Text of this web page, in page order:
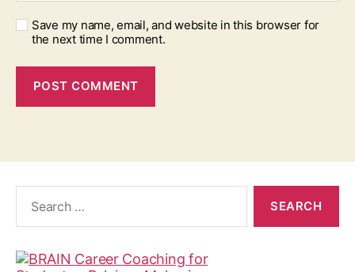
Save my name, email, and website in this browser for
the next time I comment.